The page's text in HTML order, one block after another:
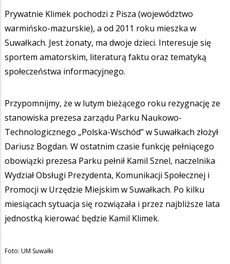
Prywatnie Klimek pochodzi z Pisza (województwo
warmińsko-mazurskie), a od 2011 roku mieszka w
Suwałkach. Jest żonaty, ma dwoje dzieci. Interesuje się
sportem amatorskim, literaturą faktu oraz tematyką
społeczeństwa informacyjnego.
Przypomnijmy, że w lutym bieżącego roku rezygnację ze
stanowiska prezesa zarządu Parku Naukowo-
Technologicznego „Polska-Wschód” w Suwałkach złożył
Dariusz Bogdan. W ostatnim czasie funkcję pełniącego
obowiązki prezesa Parku pełnił Kamil Sznel, naczelnika
Wydział Obsługi Prezydenta, Komunikacji Społecznej i
Promocji w Urzędzie Miejskim w Suwałkach. Po kilku
miesiącach sytuacja się rozwiązała i przez najbliższe lata
jednostką kierować będzie Kamil Klimek.
Foto: UM Suwałki